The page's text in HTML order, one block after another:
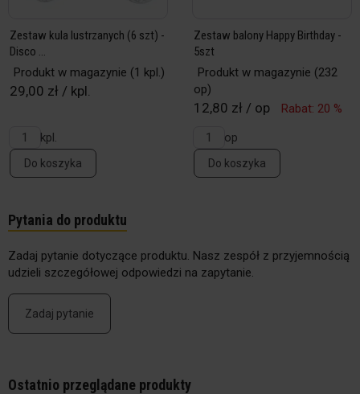
Zestaw kula lustrzanych (6 szt) -
Disco ...
Produkt w magazynie (1 kpl.)
29,00 zł / kpl.
kpl.
Do koszyka
Zestaw balony Happy Birthday -
5szt
Produkt w magazynie (232
op)
12,80 zł / op
Rabat: 20 %
op
Do koszyka
Pytania do produktu
Zadaj pytanie dotyczące produktu. Nasz zespół z przyjemnością
udzieli szczegółowej odpowiedzi na zapytanie.
Zadaj pytanie
Ostatnio przeglądane produkty